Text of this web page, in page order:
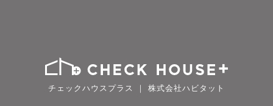
チェックハウスプラス ｜ 株式会社ハビタット